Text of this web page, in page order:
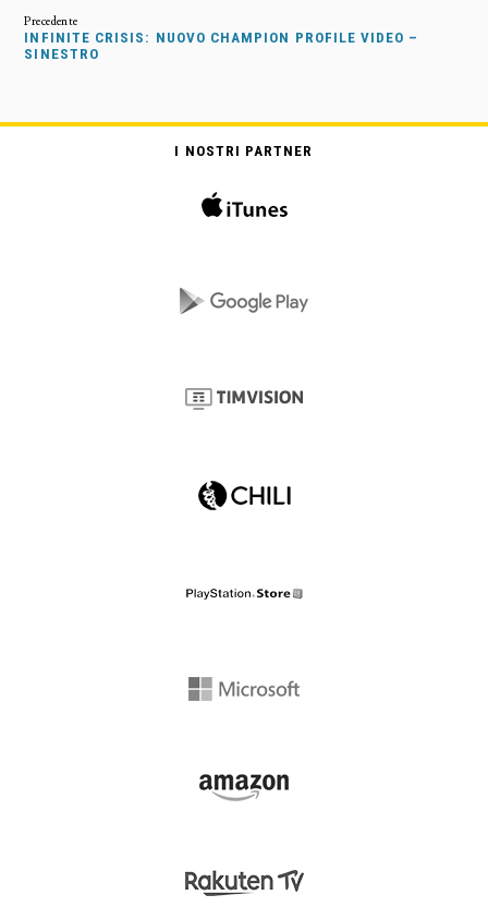
INFINITE CRISIS: NUOVO CHAMPION PROFILE VIDEO –
SINESTRO
I NOSTRI PARTNER